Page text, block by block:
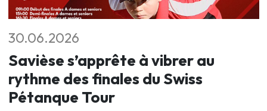
30.06.2026
Savièse s’apprête à vibrer au
rythme des finales du Swiss
Pétanque Tour